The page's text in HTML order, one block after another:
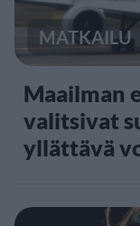
MATKAILU
Maailman
valitsivat
yllättävä